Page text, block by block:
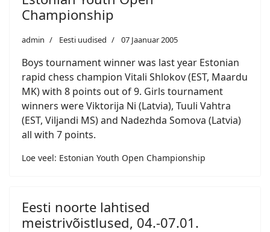
Championship
admin Eesti uudised 07 Jaanuar 2005
Boys tournament winner was last year Estonian
rapid chess champion Vitali Shlokov (EST, Maardu
MK) with 8 points out of 9. Girls tournament
winners were Viktorija Ni (Latvia), Tuuli Vahtra
(EST, Viljandi MS) and Nadezhda Somova (Latvia)
all with 7 points.
Loe veel: Estonian Youth Open Championship
Eesti noorte lahtised
meistrivõistlused, 04.-07.01.